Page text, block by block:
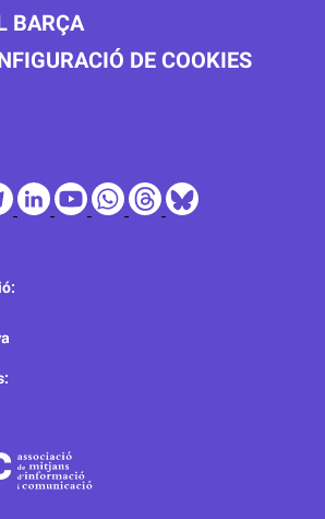
BARÇA
DE COOKIES